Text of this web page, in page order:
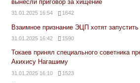
вынесли приговор за хищение
31.01.2025 16:54 1642
Взаимное признание ЭЦП хотят
31.01.2025 16:42 1590
Токаев принял специального советника
Акихису Нагашиму
31.01.2025 16:10 1523